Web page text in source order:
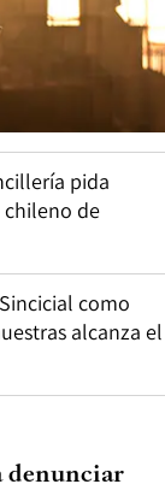
pida
chileno de
como
alcanza el
denunciar